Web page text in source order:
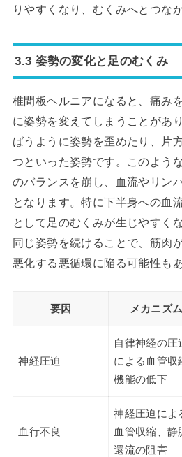
りやすくなり、むくみへとつな
3.3 姿勢の変化と足のむくみ
椎間板ヘルニアになると、痛み
に姿勢を変えてしまうことがあ
ばうように姿勢を歪めたり、片
つといった姿勢です。このよう
のバランスを崩し、血流やリン
となります。特に下半身への血
として足のむくみが生じやすく
同じ姿勢を続けることで、筋肉
悪化する悪循環に陥る可能性も
要因 メカニズム
神経圧迫
自律神経の圧
による血管収
機能の低下
血行不良
神経圧迫によ
血管収縮、静
還流の阻害